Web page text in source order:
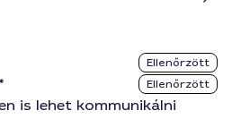
Ellenőrzött
Ellenőrzött
is lehet kommunikálni